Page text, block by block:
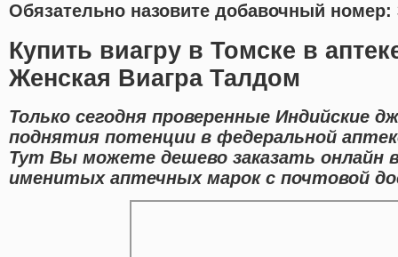
Обязательно назовите добавочный номер:
Купить виагру в Томске в
Женская Виагра Талдом
Только сегодня проверенные Индийские
поднятия потенции в федеральной
Тут Вы можете дешево заказать онлайн
именитых аптечных марок с почтовой